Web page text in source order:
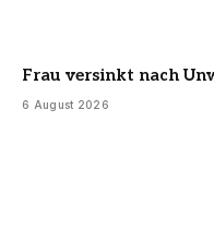
Frau versinkt nach
6 August 2026